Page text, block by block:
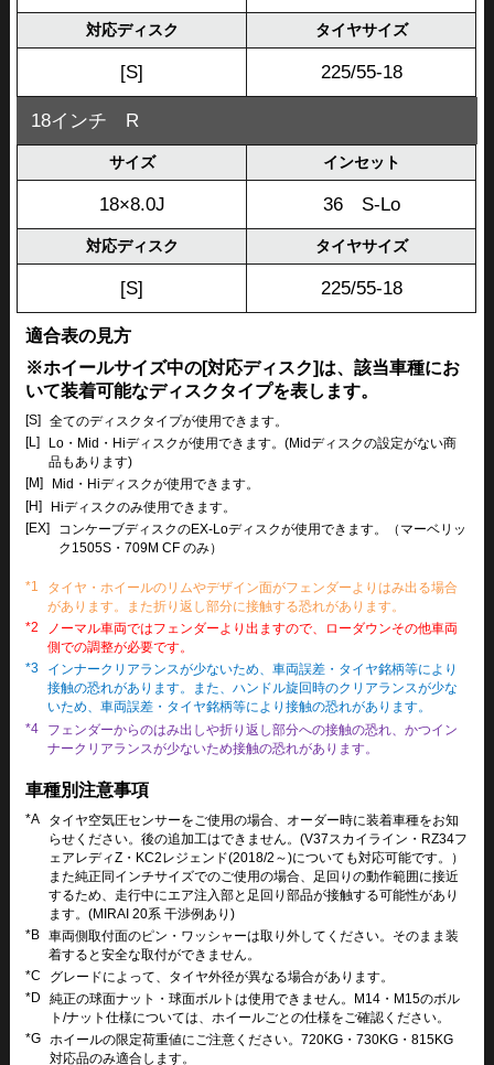
対応ディスク タイヤサイズ
[S] 225/55-18
18インチ R
サイズ インセット
18×8.0J 36 S-Lo
対応ディスク タイヤサイズ
[S] 225/55-18
適合表の見方
※ホイールサイズ中の[対応ディスク]は、該当車種にお
いて装着可能なディスクタイプを表します。
[S]
全てのディスクタイプが使用できます。
[L]
Lo・Mid・Hiディスクが使用できます。(Midディスクの設定がない商
品もあります)
[M]
Mid・Hiディスクが使用できます。
[H]
Hiディスクのみ使用できます。
[EX]
コンケーブディスクのEX-Loディスクが使用できます。（マーベリッ
ク1505S・709M CF のみ）
*1
タイヤ・ホイールのリムやデザイン面がフェンダーよりはみ出る場合
があります。また折り返し部分に接触する恐れがあります。
*2
ノーマル車両ではフェンダーより出ますので、ローダウンその他車両
側での調整が必要です。
*3
インナークリアランスが少ないため、車両誤差・タイヤ銘柄等により
接触の恐れがあります。また、ハンドル旋回時のクリアランスが少な
いため、車両誤差・タイヤ銘柄等により接触の恐れがあります。
*4
フェンダーからのはみ出しや折り返し部分への接触の恐れ、かつイン
ナークリアランスが少ないため接触の恐れがあります。
車種別注意事項
*A
タイヤ空気圧センサーをご使用の場合、オーダー時に装着車種をお知
らせください。後の追加工はできません。(V37スカイライン・RZ34フ
ェアレディZ・KC2レジェンド(2018/2～)についても対応可能です。）
また純正同インチサイズでのご使用の場合、足回りの動作範囲に接近
するため、走行中にエア注入部と足回り部品が接触する可能性があり
ます。(MIRAI 20系 干渉例あり)
*B 車両側取付面のピン・ワッシャーは取り外してください。そのまま装
着すると安全な取付ができません。
*C
グレードによって、タイヤ外径が異なる場合があります。
*D
純正の球面ナット・球面ボルトは使用できません。M14・M15のボル
ト/ナット仕様については、ホイールごとの仕様をご確認ください。
*G ホイールの限定荷重値にご注意ください。720KG・730KG・815KG
対応品のみ適合します。